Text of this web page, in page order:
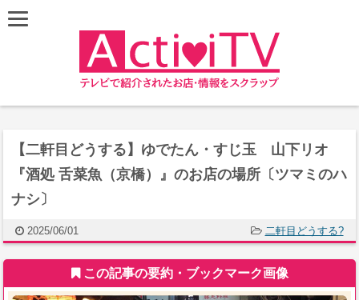
【二軒目どうする】ゆでたん・すじ玉 山下リオ
『酒処 舌菜魚（京橋）』のお店の場所〔ツマミのハ
ナシ〕
2025/06/01 二軒目どうする?
この記事の要約・ブックマーク画像